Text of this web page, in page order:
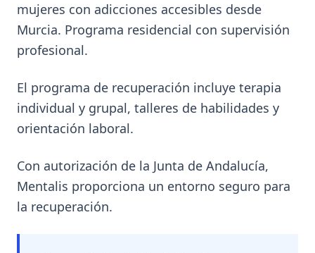
mujeres con adicciones accesibles desde
Murcia. Programa residencial con supervisión
profesional.
El programa de recuperación incluye terapia
individual y grupal, talleres de habilidades y
orientación laboral.
Con autorización de la Junta de Andalucía,
Mentalis proporciona un entorno seguro para
la recuperación.